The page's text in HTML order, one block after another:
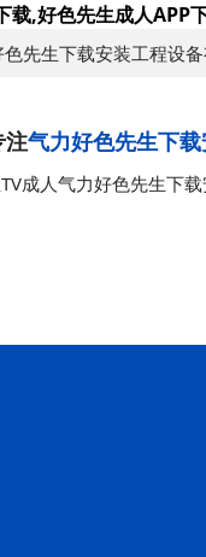
载,好色先生成人APP
先生下载安装工程设
注气力好色先生下
成人气力好色先生下